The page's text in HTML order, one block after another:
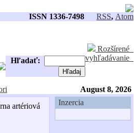
ISSN 1336-7498 RSS, Atom
Rozšírené
vyhľadávanie
Hľadať:
August 8, 2026
artériová
Inzercia